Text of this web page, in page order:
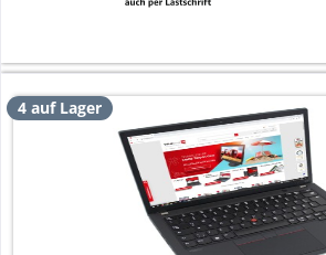
4 auf Lager